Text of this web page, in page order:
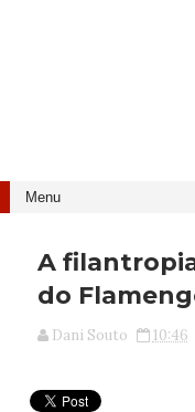
A
do
Dani Souto 10:46